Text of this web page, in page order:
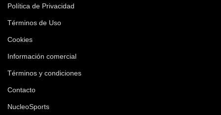
Política de Privacidad
Términos de Uso
Cookies
Información comercial
Términos y condiciones
Contacto
NucleoSports